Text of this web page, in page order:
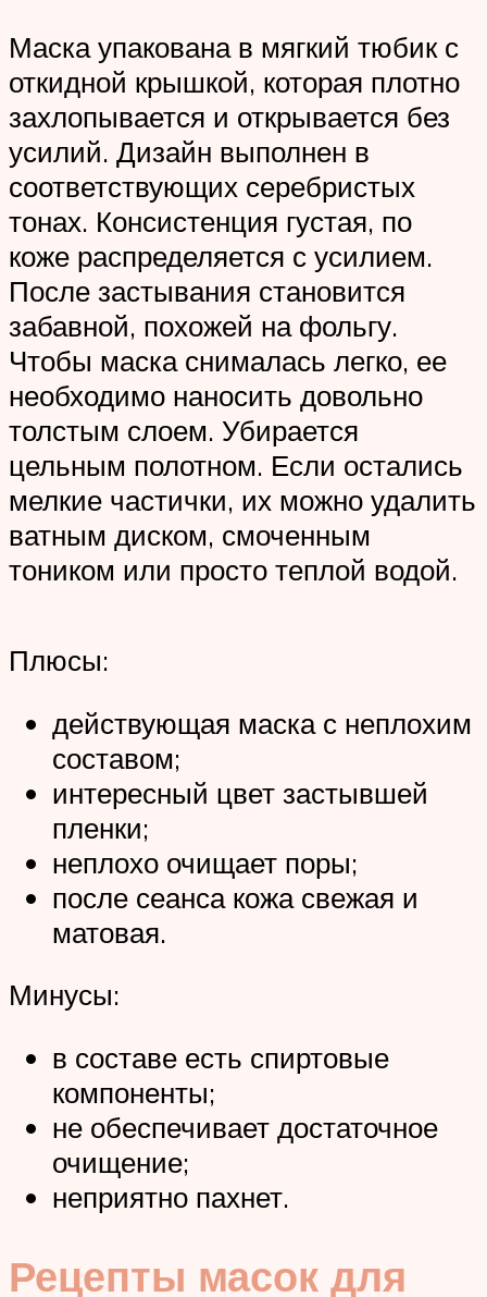
Маска упакована в мягкий тюбик с
откидной крышкой, которая плотно
захлопывается и открывается без
усилий. Дизайн выполнен в
соответствующих серебристых
тонах. Консистенция густая, по
коже распределяется с усилием.
После застывания становится
забавной, похожей на фольгу.
Чтобы маска снималась легко, ее
необходимо наносить довольно
толстым слоем. Убирается
цельным полотном. Если остались
мелкие частички, их можно удалить
ватным диском, смоченным
тоником или просто теплой водой.
Плюсы:
действующая маска с неплохим
составом;
интересный цвет застывшей
пленки;
неплохо очищает поры;
после сеанса кожа свежая и
матовая.
Минусы:
в составе есть спиртовые
компоненты;
не обеспечивает достаточное
очищение;
неприятно пахнет.
Рецепты масок для